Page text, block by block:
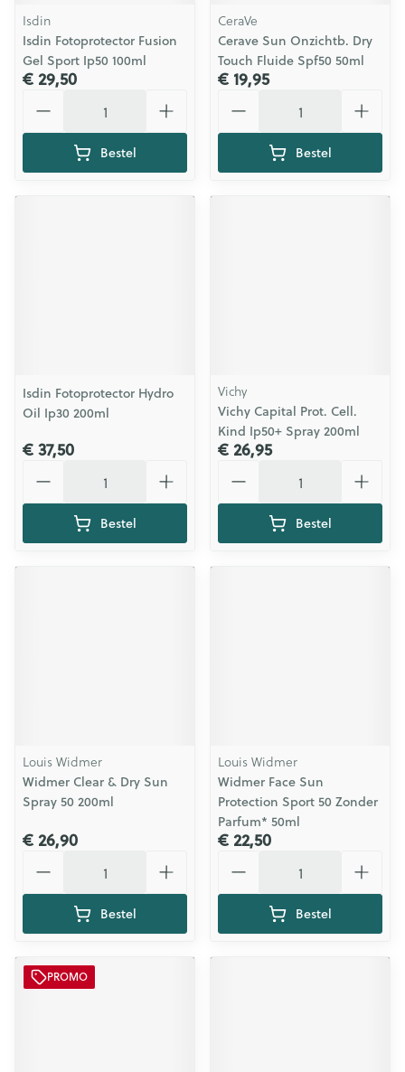
Isdin
Isdin Fotoprotector Fusion
Gel Sport Ip50 100ml
€ 29,50
Bestel
CeraVe
Cerave Sun Onzichtb. Dry
Touch Fluide Spf50 50ml
€ 19,95
Bestel
Isdin Fotoprotector Hydro
Oil Ip30 200ml
€ 37,50
Bestel
Vichy
Vichy Capital Prot. Cell.
Kind Ip50+ Spray 200ml
€ 26,95
Bestel
Louis Widmer
Widmer Clear & Dry Sun
Spray 50 200ml
€ 26,90
Bestel
Louis Widmer
Widmer Face Sun
Protection Sport 50 Zonder
Parfum* 50ml
€ 22,50
Bestel
PROMO